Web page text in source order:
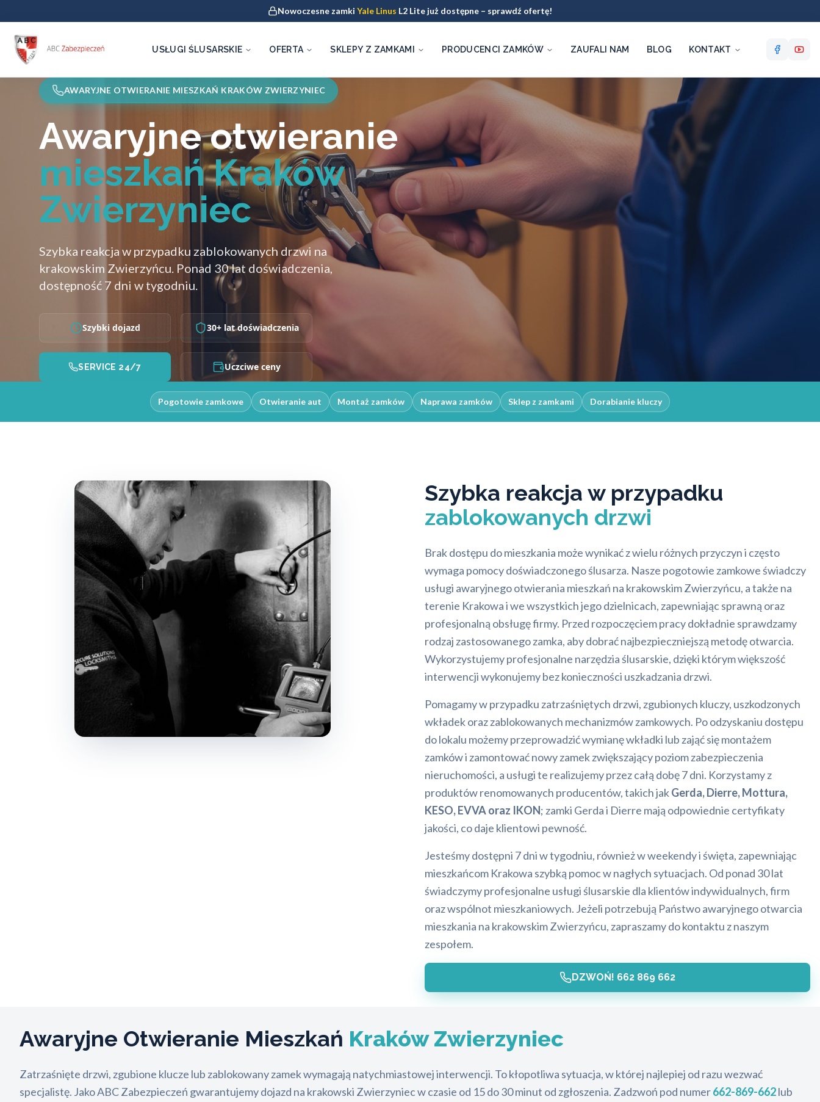
Nowoczesne zamki Yale Linus L2 Lite już dostępne – sprawdź ofertę!
USŁUGI ŚLUSARSKIE OFERTA SKLEPY Z ZAMKAMI PRODUCENCI ZAMKÓW ZAUFALI NAM BLOG KONTAKT
AWARYJNE OTWIERANIE MIESZKAŃ KRAKÓW ZWIERZYNIEC
Awaryjne otwieranie
mieszkań Kraków
Zwierzyniec
Szybka reakcja w przypadku zablokowanych drzwi na
krakowskim Zwierzyńcu. Ponad 30 lat doświadczenia,
dostępność 7 dni w tygodniu.
Szybki dojazd 30+ lat doświadczenia
SERVICE 24/7 Uczciwe ceny
Pogotowie zamkowe Otwieranie aut Montaż zamków Naprawa zamków Sklep z zamkami Dorabianie kluczy
Szybka reakcja w przypadku
zablokowanych drzwi
Brak dostępu do mieszkania może wynikać z wielu różnych przyczyn i często
wymaga pomocy doświadczonego ślusarza. Nasze pogotowie zamkowe świadczy
usługi awaryjnego otwierania mieszkań na krakowskim Zwierzyńcu, a także na
terenie Krakowa i we wszystkich jego dzielnicach, zapewniając sprawną oraz
profesjonalną obsługę firmy. Przed rozpoczęciem pracy dokładnie sprawdzamy
rodzaj zastosowanego zamka, aby dobrać najbezpieczniejszą metodę otwarcia.
Wykorzystujemy profesjonalne narzędzia ślusarskie, dzięki którym większość
interwencji wykonujemy bez konieczności uszkadzania drzwi.
Pomagamy w przypadku zatrzaśniętych drzwi, zgubionych kluczy, uszkodzonych
wkładek oraz zablokowanych mechanizmów zamkowych. Po odzyskaniu dostępu
do lokalu możemy przeprowadzić wymianę wkładki lub zająć się montażem
zamków i zamontować nowy zamek zwiększający poziom zabezpieczenia
nieruchomości, a usługi te realizujemy przez całą dobę 7 dni. Korzystamy z
produktów renomowanych producentów, takich jakGerda, Dierre, Mottura,
KESO, EVVA oraz IKON; zamki Gerda i Dierre mają odpowiednie certyfikaty
jakości, co daje klientowi pewność.
Jesteśmy dostępni 7 dni w tygodniu, również w weekendy i święta, zapewniając
mieszkańcom Krakowa szybką pomoc w nagłych sytuacjach. Od ponad 30 lat
świadczymy profesjonalne usługi ślusarskie dla klientów indywidualnych, firm
oraz wspólnot mieszkaniowych. Jeżeli potrzebują Państwo awaryjnego otwarcia
mieszkania na krakowskim Zwierzyńcu, zapraszamy do kontaktu z naszym
zespołem.
DZWOŃ! 662 869 662
Awaryjne Otwieranie Mieszkań Kraków Zwierzyniec
Zatrzaśnięte drzwi, zgubione klucze lub zablokowany zamek wymagają natychmiastowej interwencji. To kłopotliwa sytuacja, w której najlepiej od razu wezwać
specjalistę. Jako ABC Zabezpieczeń gwarantujemy dojazd na krakowski Zwierzyniec w czasie od 15 do 30 minut od zgłoszenia. Zadzwoń pod numer662-869-662lub